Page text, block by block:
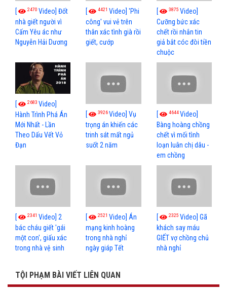
[ 2470 Video] Đốt
nhà giết người vì
Cấm Yêu ác như
Nguyễn Hải Dương
[ 4421Video] 'Phi
công' vui vẻ trên
thân xác tình già rồi
giết, cướp
[ 3875 Video]
Cưỡng bức xác
chết rồi nhắn tin
giả bắt cóc đòi tiền
chuộc
[ 2683 Video]
Hành Trình Phá Án
Mới Nhất - Lần
Theo Dấu Vết Vỏ
Đạn
[ 3926Video] Vụ
trọng án khiến các
trinh sát mất ngủ
suốt 2 năm
[ 4644Video]
Bàng hoàng chồng
chết vì mối tình
loạn luân chị dâu -
em chồng
[ 2341 Video] 2
bác cháu giết 'gái
một con', giấu xác
trong nhà vệ sinh
[ 2521Video] Án
mạng kinh hoàng
trong nhà nghỉ
ngày giáp Tết
[ 2325 Video] Gã
khách say máu
GIẾT vợ chồng chủ
nhà nghỉ
TỘI PHẠM BÀI VIẾT LIÊN QUAN